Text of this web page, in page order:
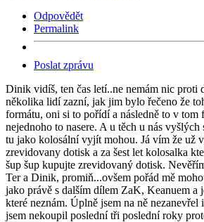
Odpovědět
Permalink
Poslat zprávu
Dinik vidíš, ten čas letí..ne nemám nic proti
několika lidí zazní, jak jim bylo řečeno že
formátu, oni si to pořídí a následně to v tom
nejednoho to nasere. A u těch u nás
tu jako kolosální vyjít mohou. Já vím že už
zrevidovany dotisk a za šest let kolosalka
šup šup kupujte zrevidovaný dotisk.
Ter a Dinik, promiň...ovšem pořád mě
jako právě s dalším dílem ZaK, Keanuem
které neznám. Úplně jsem na ně
jsem nekoupil poslední tři poslední roky